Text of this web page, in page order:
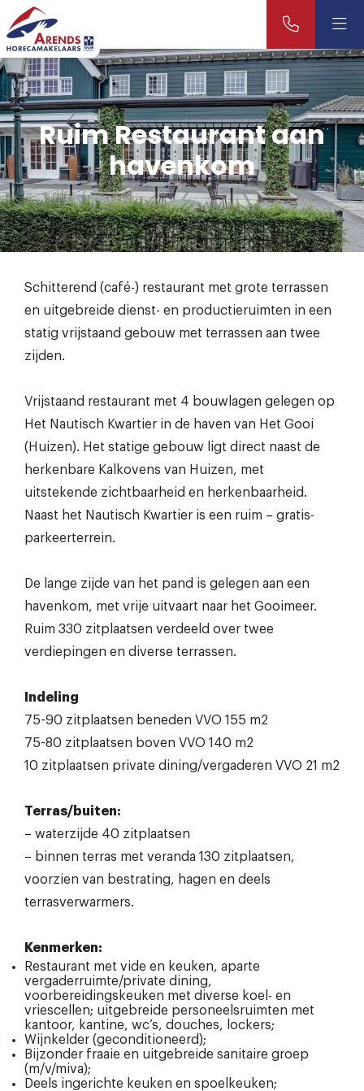
Ruim Restaurant aan
havenkom
Schitterend (café-) restaurant met grote terrassen
en uitgebreide dienst- en productieruimten in een
statig vrijstaand gebouw met terrassen aan twee
zijden.
Vrijstaand restaurant met 4 bouwlagen gelegen op
Het Nautisch Kwartier in de haven van Het Gooi
(Huizen). Het statige gebouw ligt direct naast de
herkenbare Kalkovens van Huizen, met
uitstekende zichtbaarheid en herkenbaarheid. ​
Naast het Nautisch Kwartier is een ruim – gratis-
parkeerterrein.
De lange zijde van het pand is gelegen aan een
havenkom, met vrije uitvaart naar het Gooimeer.
Ruim 330 zitplaatsen verdeeld over twee
verdiepingen en diverse terrassen.
Indeling
75-90 zitplaatsen beneden VVO 155 m2
75-80 zitplaatsen boven VVO 140 m2
10 zitplaatsen private dining/vergaderen VVO 21 m2
Terras/buiten:
– waterzijde 40 zitplaatsen
– binnen terras met veranda 130 zitplaatsen,
voorzien van bestrating, hagen en deels
terrasverwarmers.
Kenmerken:
Restaurant met vide en keuken, aparte
vergaderruimte/private dining,
voorbereidingskeuken met diverse koel- en
vriescellen; uitgebreide personeelsruimten met
kantoor, kantine, wc’s, douches, lockers;
Wijnkelder (geconditioneerd);
Bijzonder fraaie en uitgebreide sanitaire groep
(m/v/miva);
Deels ingerichte keuken en spoelkeuken;